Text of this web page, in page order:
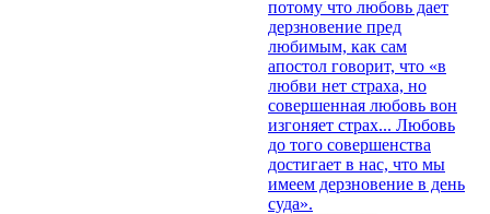
потому что любовь дает
дерзновение пред
любимым, как сам
апостол говорит, что «в
любви нет страха, но
совершенная любовь вон
изгоняет страх... Любовь
до того совершенства
достигает в нас, что мы
имеем дерзновение в день
суда».